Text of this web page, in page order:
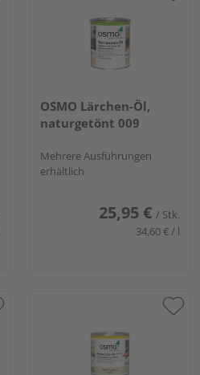
OSMO Lärchen-Öl,
naturgetönt 009
Mehrere Ausführungen
erhältlich
25,95 € / Stk.
34,60 € / l